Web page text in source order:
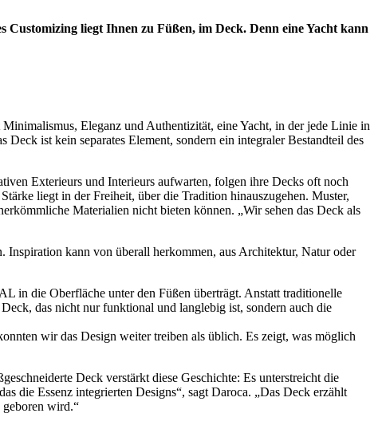
liegt Ihnen zu Füßen, im Deck. Denn eine Yacht kann
Eleganz und Authentizität, eine Yacht, in der jede Linie in
ist kein separates Element, sondern ein integraler Bestandteil des
Exterieurs und Interieurs aufwarten, folgen ihre Decks oft noch
liegt in der Freiheit, über die Tradition hinauszugehen. Muster,
Materialien nicht bieten können. „Wir sehen das Deck als
kann von überall herkommen, aus Architektur, Natur oder
in die Oberfläche unter den Füßen überträgt. Anstatt traditionelle
das nicht nur funktional und langlebig ist, sondern auch die
wir das Design weiter treiben als üblich. Es zeigt, was möglich
Deck verstärkt diese Geschichte: Es unterstreicht die
die Essenz integrierten Designs“, sagt Daroca. „Das Deck erzählt
geboren wird.“